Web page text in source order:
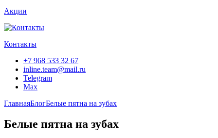
Акции
Контакты
+7 968 533 32 67
inline.team@mail.ru
Telegram
Max
ГлавнаяБлогБелые пятна на зубах
Белые пятна на зубах